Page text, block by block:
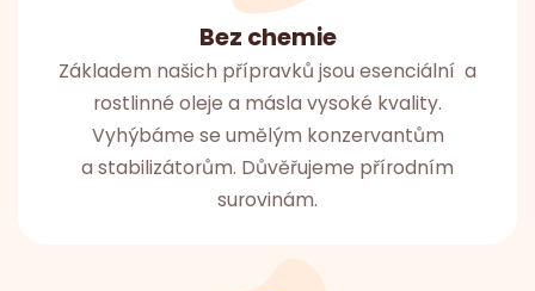
Bez chemie
Základem našich přípravků jsou esenciální a
rostlinné oleje a másla vysoké kvality.
Vyhýbáme se umělým konzervantům
a stabilizátorům. Důvěřujeme přírodním
surovinám.